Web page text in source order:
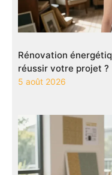
Rénovation
réussir votre projet ?
5 août 2026